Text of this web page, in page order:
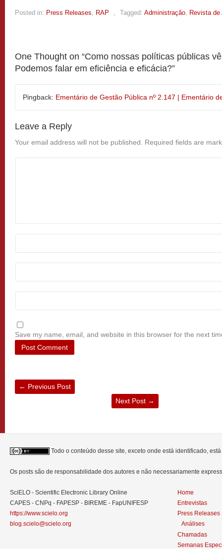
Posted in: Press Releases RAP Tagged: Administração Revista
One Thought on “Como nossas políticas públicas
Podemos falar em eficiência e eficácia?”
Pingback: Ementário de Gestão Pública nº 2.147 | Ementário
Leave a Reply
Your email address will not be published. Required fields are
Save my name, email, and website in this browser for the next
← Previous Post
Next Post →
Todo o conteúdo desse site, exceto onde está identificado,
Os posts são de responsabilidade dos autores e não necessariamente
SciELO - Scientific Electronic Library Online
CAPES - CNPq - FAPESP - BIREME - FapUNIFESP
https://www.scielo.org
blog.scielo@scielo.org
Home
Entrevistas
Press Releases
Análises
Chamadas
Semanas